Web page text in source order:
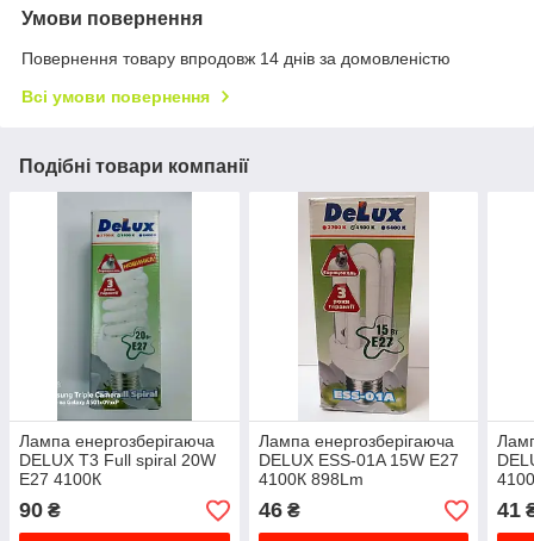
Умови повернення
Повернення товару впродовж 14 днів за домовленістю
Всі умови повернення
Подібні товари компанії
Лампа енергозберігаюча
DELUX T3 Full spiral 20W
E27 4100К
90 ₴
Лампа енергозберігаюча
DELUX ESS-01A 15W E27
4100К 898Lm
46₴ 41